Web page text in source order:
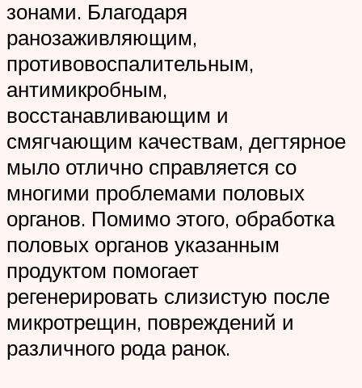
зонами. Благодаря
ранозаживляющим,
противовоспалительным,
антимикробным,
восстанавливающим и
смягчающим качествам, дегтярное
мыло отлично справляется со
многими проблемами половых
органов. Помимо этого, обработка
половых органов указанным
продуктом помогает
регенерировать слизистую после
микротрещин, повреждений и
различного рода ранок.